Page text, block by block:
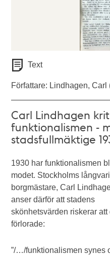
Text
Författare: Lindhagen, Carl
Carl Lindhagen
funktionalismen -
stadsfullmäktige
1930 har funktionalismen
modet. Stockholms
borgmästare, Carl
anser därför att stadens
skönhetsvärden riskerar att
förlorade:
”/…/funktionalismen synes